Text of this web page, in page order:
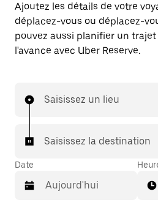
Ajoutez les détails de votre
déplacez-vous ou déplacez-
pouvez aussi planifier un
l'avance avec Uber Reserve.
Saisissez un lieu
Saisissez la destination
Date